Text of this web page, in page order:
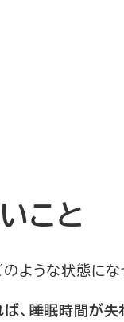
こと
ような状態にな
、睡眠時間が失